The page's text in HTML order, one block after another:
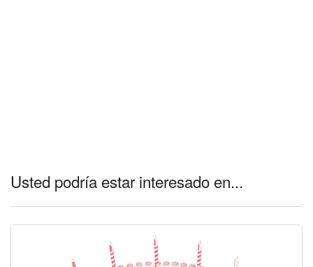
Usted podría estar interesado en...